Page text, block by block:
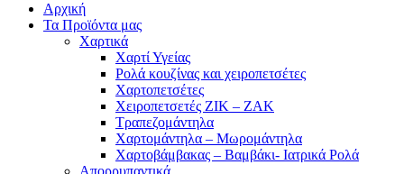
Αρχική
Τα Προϊόντα μας
Χαρτικά
Χαρτί Υγείας
Ρολά κουζίνας και χειροπετσέτες
Χαρτοπετσέτες
Χειροπετσετές ΖΙΚ – ΖΑΚ
Τραπεζομάντηλα
Χαρτομάντηλα – Μωρομάντηλα
Χαρτοβάμβακας – Βαμβάκι- Ιατρικά Ρολά